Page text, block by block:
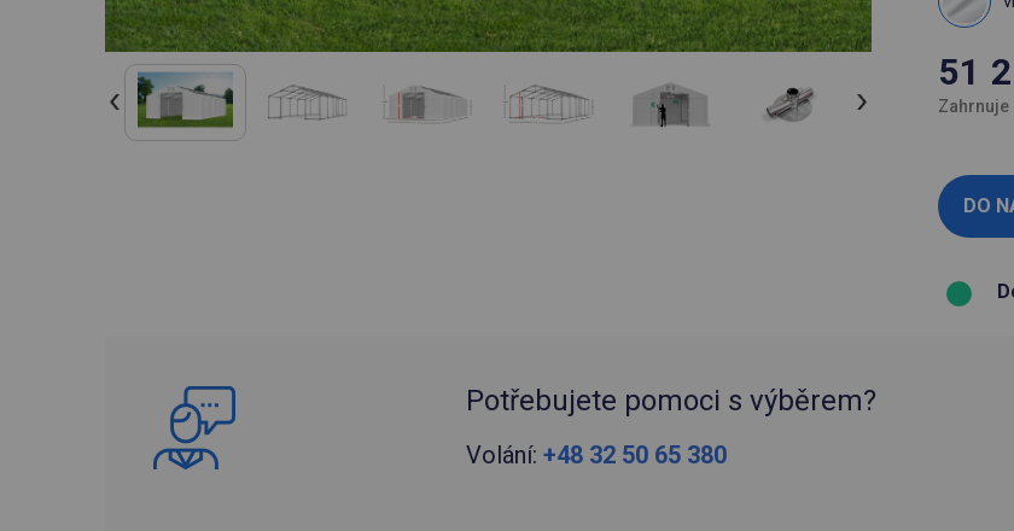
51
Zahrnuje
Potřebujete pomoci s výběrem?
Volání: +48 32 50 65 380